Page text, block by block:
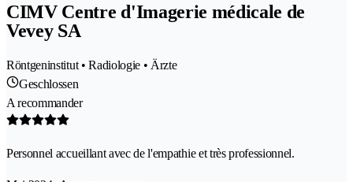
CIMV Centre d'Imagerie médicale de
Vevey SA
Röntgeninstitut • Radiologie • Ärzte
Geschlossen
A recommander
Personnel accueillant avec de l'empathie et très professionnel.